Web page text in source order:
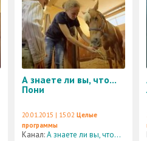
А знаете ли вы, что...
Пони
20.01.2015 | 15:02 Целые
программы
Канал:А знаете ли вы, что...